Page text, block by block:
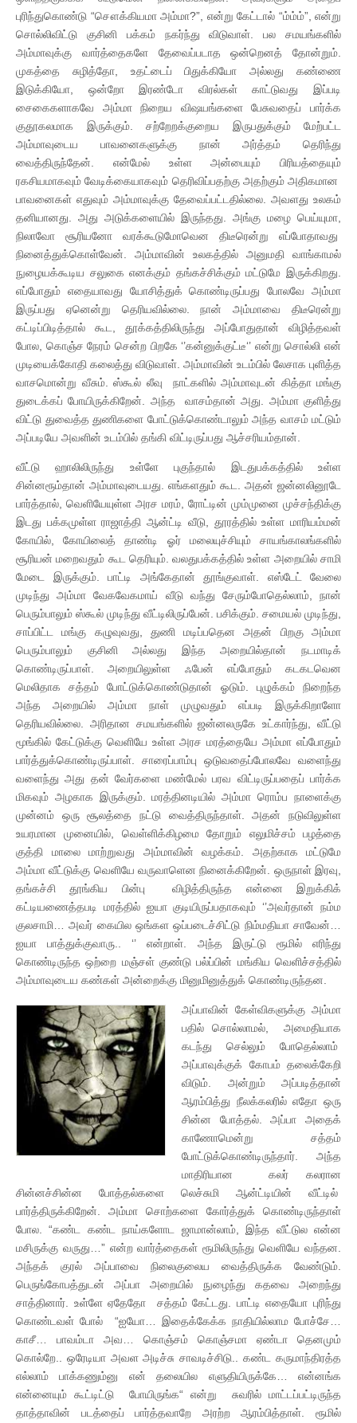
புரிந்துகொண்டு “சௌக்கியமா அம்மா?”, என்று கேட்டால் “ம்ம்ம்”, என்று
சொல்லிவிட்டு குசினி பக்கம் நகர்ந்து விடுவாள். பல சமயங்களில்
அம்மாவுக்கு வார்த்தைகளே தேவைப்படாத ஒன்றெனத் தோன்றும்.
முகத்தை சுழித்தோ, உதட்டைப் பிதுக்கியோ அல்லது கண்ணை
இடுக்கியோ, ஒன்றோ இரண்டோ விரல்கள் காட்டுவது இப்படி
சைகைகளாகவே அம்மா நிறைய விஷயங்களை பேசுவதைப் பார்க்க
குதூகலமாக இருக்கும். சற்றேறக்குறைய இருபதுக்கும் மேற்பட்ட
அம்மாவுடைய பாவனைகளுக்கு நான் அர்த்தம் தெரிந்து
வைத்திருந்தேன். என்மேல் உள்ள அன்பையும் பிரியத்தையும்
ரகசியமாகவும் வேடிக்கையாகவும் தெரிவிப்பதற்கு அதற்கும் அதிகமான
பாவனைகள் எதுவும் அம்மாவுக்கு தேவைப்பட்டதில்லை. அவளது உலகம்
தனியானது. அது அடுக்களையில் இருந்தது. அங்கு மழை பெய்யுமா,
நிலாவோ சூரியனோ வரக்கூடுமோவென திடீரென்று எப்போதாவது
நினைத்துக்கொள்வேன். அம்மாவின் உலகத்தில் அனுமதி வாங்காமல்
நுழையக்கூடிய சலுகை எனக்கும் தங்கச்சிக்கும் மட்டுமே இருக்கிறது.
எப்போதும் எதையாவது யோசித்துக் கொண்டிருப்பது போலவே அம்மா
இருப்பது ஏனென்று தெரியவில்லை. நான் அம்மாவை திடீரென்று
கட்டிப்பிடித்தால் கூட, தூக்கத்திலிருந்து அப்போதுதான் விழித்தவள்
போல, கொஞ்ச நேரம் சென்ற பிறகே ‘’கன்னுக்குட்டீ‘’ என்று சொல்லி என்
முடியைக்கோதி கலைத்து விடுவாள். அம்மாவின் உடம்பில் லேசாக புளித்த
வாசமொன்று வீசும். ஸ்கூல் லீவு நாட்களில் அம்மாவுடன் கித்தா மங்கு
துடைக்கப் போயிருக்கிறேன். அந்த வாசம்தான் அது. அம்மா குளித்து
விட்டு துவைத்த துணிகளை போட்டுக்கொண்டாலும் அந்த வாசம் மட்டும்
அப்படியே அவளின் உடம்பில் தங்கி விட்டிருப்பது ஆச்சரியம்தான்.
வீட்டு ஹாலிலிருந்து உள்ளே புகுந்தால் இடதுபக்கத்தில் உள்ள
சின்னரூம்தான் அம்மாவுடையது. எங்களதும் கூட. அதன் ஜன்னலினூடே
பார்த்தால், வெளியேயுள்ள அரச மரம், ரோட்டின் மும்முனை முச்சந்திக்கு
இடது பக்கமுள்ள ராஜாத்தி ஆன்ட்டி வீடு, தூரத்தில் உள்ள மாரியம்மன்
கோயில், கோயிலைத் தாண்டி ஓர் மலையுச்சியும் சாயங்காலங்களில்
சூரியன் மறைவதும் கூட தெரியும். வலதுபக்கத்தில் உள்ள அறையில் சாமி
மேடை இருக்கும். பாட்டி அங்கேதான் தூங்குவாள். எஸ்டேட் வேலை
முடிந்து அம்மா வேகவேகமாய் வீடு வந்து சேரும்போதெல்லாம், நான்
பெரும்பாலும் ஸ்கூல் முடிந்து வீட்டிலிருப்பேன். பசிக்கும். சமையல் முடிந்து,
சாப்பிட்ட மங்கு கழுவுவது, துணி மடிப்பதென அதன் பிறகு அம்மா
பெரும்பாலும் குசினி அல்லது இந்த அறையில்தான் நடமாடிக்
கொண்டிருப்பாள். அறையிலுள்ள ஃபேன் எப்போதும் கடகடவென
மெலிதாக சத்தம் போட்டுக்கொண்டுதான் ஓடும். புழுக்கம் நிறைந்த
அந்த அறையில் அம்மா நாள் முழுவதும் எப்படி இருக்கிறாளோ
தெரியவில்லை. அரிதான சமயங்களில் ஜன்னலருகே உட்கார்ந்து, வீட்டு
மூங்கில் கேட்டுக்கு வெளியே உள்ள அரச மரத்தையே அம்மா எப்போதும்
பார்த்துக்கொண்டிருப்பாள். சாரைப்பாம்பு ஒடுவதைப்போலவே வளைந்து
வளைந்து அது தன் வேர்களை மண்மேல் பரவ விட்டிருப்பதைப் பார்க்க
மிகவும் அழகாக இருக்கும். மரத்தினடியில் அம்மா ரொம்ப நாளைக்கு
முன்னம் ஒரு சூலத்தை நட்டு வைத்திருந்தாள். அதன் நடுவிலுள்ள
உயரமான முனையில், வெள்ளிக்கிழமை தோறும் எலுமிச்சம் பழத்தை
குத்தி மாலை மாற்றுவது அம்மாவின் வழக்கம். அதற்காக மட்டுமே
அம்மா வீட்டுக்கு வெளியே வருவாளென நினைக்கிறேன். ஒருநாள் இரவு,
தங்கச்சி தூங்கிய பின்பு விழித்திருந்த என்னை இறுக்கிக்
கட்டியணைத்தபடி மரத்தில் ஐயா குடியிருப்பதாகவும் ‘’அவர்தான் நம்ம
குலசாமி… அவர் கையில ஒங்கள ஒப்படைச்சிட்டு நிம்மதியா சாவேன்…
ஐயா பாத்துக்குவாரு.. ‘’ என்றாள். அந்த இருட்டு ரூமில் எரிந்து
கொண்டிருந்த ஒற்றை மஞ்சள் குண்டு பல்ப்பின் மங்கிய வெளிச்சத்தில்
அம்மாவுடைய கண்கள் அன்றைக்கு மினுமினுத்துக் கொண்டிருந்தன.
அப்பாவின் கேள்விகளுக்கு அம்மா
பதில் சொல்லாமல், அமைதியாக
கடந்து செல்லும் போதெல்லாம்
அப்பாவுக்குக் கோபம் தலைக்கேறி
விடும். அன்றும் அப்படித்தான்
ஆரம்பித்து நீலக்கலரில் எதோ ஒரு
சின்ன போத்தல். அப்பா அதைக்
காணோமென்று சத்தம்
போட்டுக்கொண்டிருந்தார். அந்த
மாதிரியான கலர் கலரான
சின்னச்சின்ன போத்தல்களை லெச்சுமி ஆன்ட்டியின் வீட்டில்
பார்த்திருக்கிறேன். அம்மா சொற்களை கோர்த்துக் கொண்டிருந்தாள்
போல. “கண்ட கண்ட நாய்களோட ஜாமான்லாம், இந்த வீட்டுல என்ன
மசிருக்கு வருது…” என்ற வார்த்தைகள் ரூமிலிருந்து வெளியே வந்தன.
அந்தக் குரல் அப்பாவை நிலைகுலைய வைத்திருக்க வேண்டும்.
பெருங்கோபத்துடன் அப்பா அறையில் நுழைந்து கதவை அறைந்து
சாத்தினார். உள்ளே ஏதேதோ சத்தம் கேட்டது. பாட்டி எதையோ புரிந்து
கொண்டவள் போல் “ஐயோ… இதைக்கேக்க நாதியில்லாம போச்சே…
காசீ… பாவம்டா அவ… கொஞ்சம் கொஞ்சமா ஏண்டா தெனமும்
கொல்றே.. ஒரேடியா அவள அடிச்சு சாவடிச்சிடு.. கண்ட கருமாந்திரத்த
எல்லாம் பாக்கணும்னு என் தலையில எளுதியிருக்கே… என்னங்க
என்னையும் கூட்டிட்டு போயிருங்க“ என்று சுவரில் மாட்டப்பட்டிருந்த
தாத்தாவின் படத்தைப் பார்த்தவாறே அரற்ற ஆரம்பித்தாள். ரூமில்